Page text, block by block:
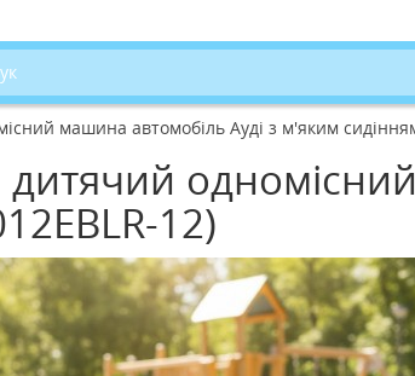
машина автомобіль Ауді з м'яким
дитячий
12)